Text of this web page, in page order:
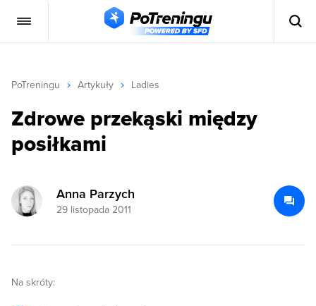
PoTreningu Artykuły Ladies
Zdrowe przekąski między
posiłkami
Anna Parzych
29 listopada 2011
Na skróty: